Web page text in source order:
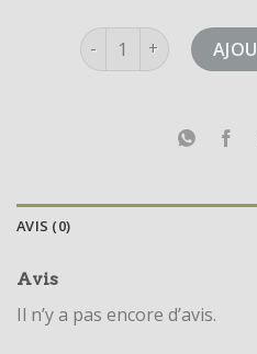
quantité de sneakers
AVIS (0)
Avis
Il n’y a pas encore d’avis.